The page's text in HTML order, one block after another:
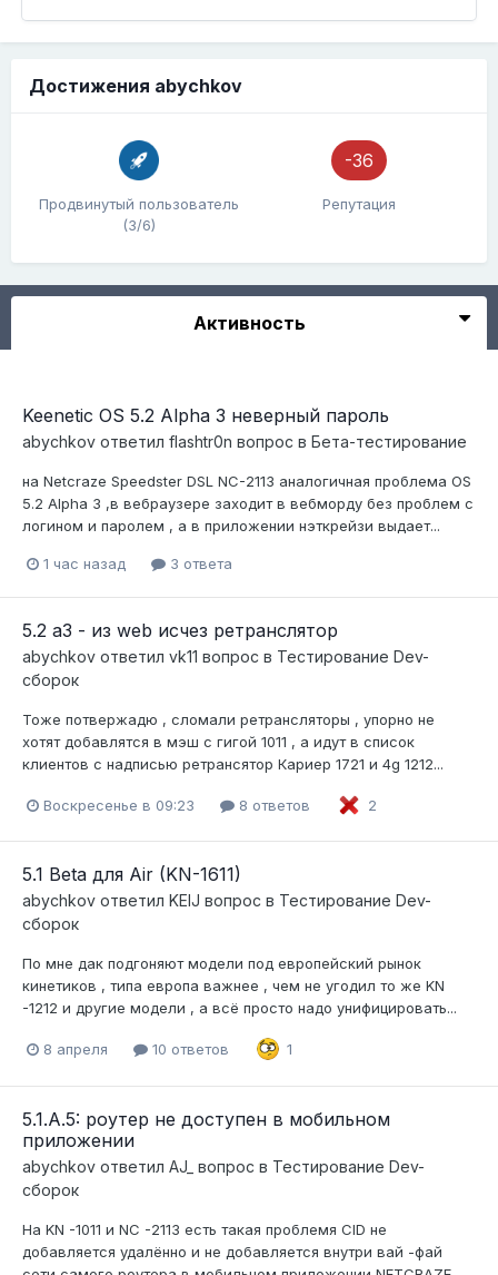
Достижения abychkov
Продвинутый пользователь
(3/6)
-36
Репутация
Активность
Keenetic OS 5.2 Alpha 3 неверный пароль
abychkov ответил flashtr0n вопрос в Бета-тестирование
на Netcraze Speedster DSL NC-2113 аналогичная проблема OS
5.2 Alpha 3 ,в вебраузере заходит в вебморду без проблем с
логином и паролем , а в приложении нэткрейзи выдает...
1 час назад 3 ответа
5.2 a3 - из web исчез ретранслятор
abychkov ответил vk11 вопрос в Тестирование Dev-
сборок
Тоже потвержадю , сломали ретрансляторы , упорно не
хотят добавлятся в мэш с гигой 1011 , а идут в список
клиентов с надписью ретрансятор Кариер 1721 и 4g 1212...
Воскресенье в 09:23 8 ответов 2
5.1 Beta для Air (KN-1611)
abychkov ответил KEIJ вопрос в Тестирование Dev-
сборок
По мне дак подгоняют модели под европейский рынок
кинетиков , типа европа важнее , чем не угодил то же KN
-1212 и другие модели , а всё просто надо унифицировать...
8 апреля 10 ответов 1
5.1.A.5: роутер не доступен в мобильном
приложении
abychkov ответил AJ_ вопрос в Тестирование Dev-
сборок
На KN -1011 и NC -2113 есть такая проблемя CID не
добавляется удалённо и не добавляется внутри вай -фай